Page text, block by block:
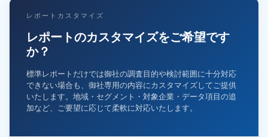
レポートカスタマイズ
レポートのカスタマイズをご希望です
か？
標準レポートだけでは御社の調査目的や検討範囲に十分対応
できない場合も、御社専用の内容にカスタマイズしてご提供
いたします。地域・セグメント・対象企業・データ項目の追
加など、ご要望に応じて柔軟に対応いたします。